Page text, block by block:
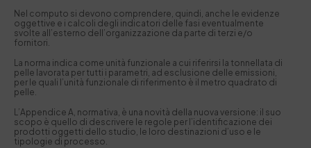
Nel computo si devono comprendere, quindi, anche le evidenze
oggettive e i calcoli degli indicatori delle fasi eventualmente
svolte all’esterno dell’organizzazione da parte di terzi e/o
fornitori.
La norma indica come unità funzionale a cui riferirsi la tonnellata di
pelle lavorata per tutti i parametri, ad esclusione delle emissioni,
per le quali l’unità funzionale di riferimento è il metro quadrato di
pelle.
L’Appendice A, normativa, è una novità della nuova versione: il suo
scopo è quello di descrivere le regole per l’identificazione dei
prodotti oggetti dello studio, le loro destinazioni d’uso e le
tipologie di processo.